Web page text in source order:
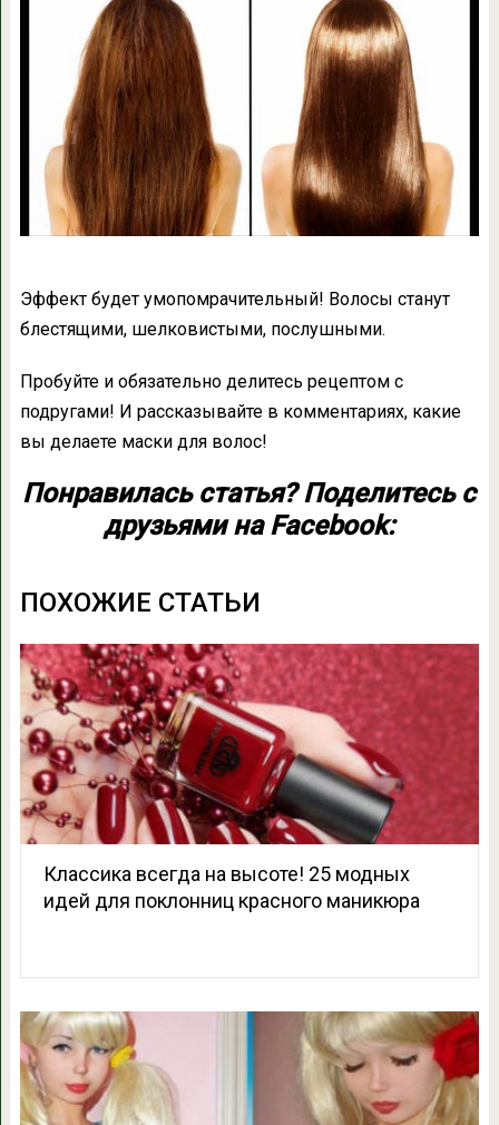
Эффект будет умопомрачительный! Волосы станут
блестящими, шелковистыми, послушными.
Пробуйте и обязательно делитесь рецептом с
подругами! И рассказывайте в комментариях, какие
вы делаете маски для волос!
Понравилась статья? Поделитесь с
друзьями на Facebook:
ПОХОЖИЕ СТАТЬИ
Классика всегда на высоте! 25 модных
идей для поклонниц красного маникюра